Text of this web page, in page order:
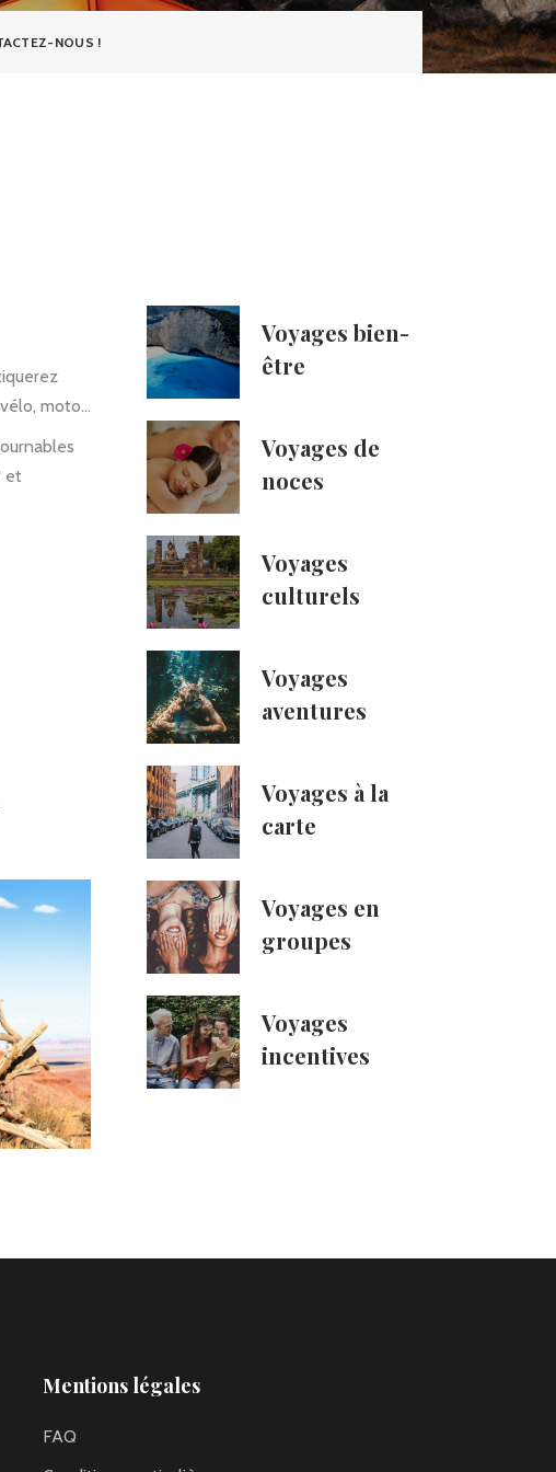
NOUS !
moto…
et
Voyages bien-
être
Voyages de
noces
Voyages
culturels
Voyages
aventures
Voyages à la
carte
Voyages en
groupes
Voyages
incentives
Mentions légales
FAQ